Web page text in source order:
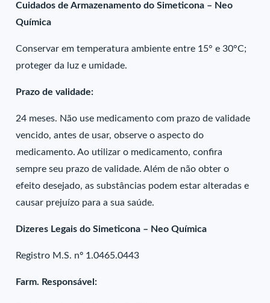
Cuidados de Armazenamento do Simeticona – Neo
Química
Conservar em temperatura ambiente entre 15° e 30°C;
proteger da luz e umidade.
Prazo de validade:
24 meses. Não use medicamento com prazo de validade
vencido, antes de usar, observe o aspecto do
medicamento. Ao utilizar o medicamento, confira
sempre seu prazo de validade. Além de não obter o
efeito desejado, as substâncias podem estar alteradas e
causar prejuízo para a sua saúde.
Dizeres Legais do Simeticona – Neo Química
Registro M.S. nº 1.0465.0443
Farm. Responsável: